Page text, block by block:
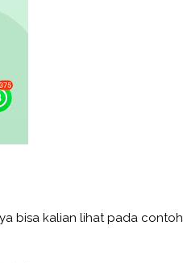
bisa kalian lihat pada contoh